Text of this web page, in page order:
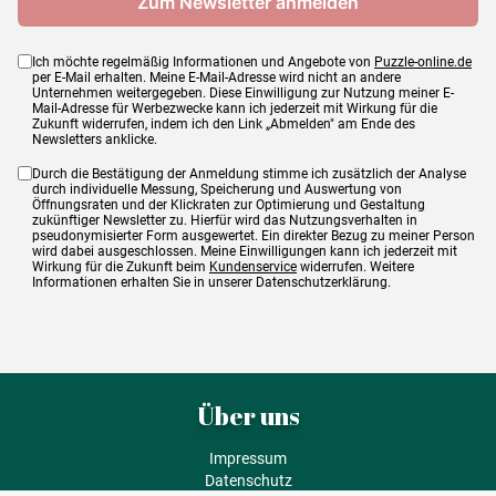
Ich möchte regelmäßig Informationen und Angebote von Puzzle-online.de
per E-Mail erhalten. Meine E-Mail-Adresse wird nicht an andere
Unternehmen weitergegeben. Diese Einwilligung zur Nutzung meiner E-
Mail-Adresse für Werbezwecke kann ich jederzeit mit Wirkung für die
Zukunft widerrufen, indem ich den Link „Abmelden" am Ende des
Newsletters anklicke.
Durch die Bestätigung der Anmeldung stimme ich zusätzlich der Analyse
durch individuelle Messung, Speicherung und Auswertung von
Öffnungsraten und der Klickraten zur Optimierung und Gestaltung
zukünftiger Newsletter zu. Hierfür wird das Nutzungsverhalten in
pseudonymisierter Form ausgewertet. Ein direkter Bezug zu meiner Person
wird dabei ausgeschlossen. Meine Einwilligungen kann ich jederzeit mit
Wirkung für die Zukunft beim Kundenservice widerrufen. Weitere
Informationen erhalten Sie in unserer Datenschutzerklärung.
Über uns
Impressum
Datenschutz